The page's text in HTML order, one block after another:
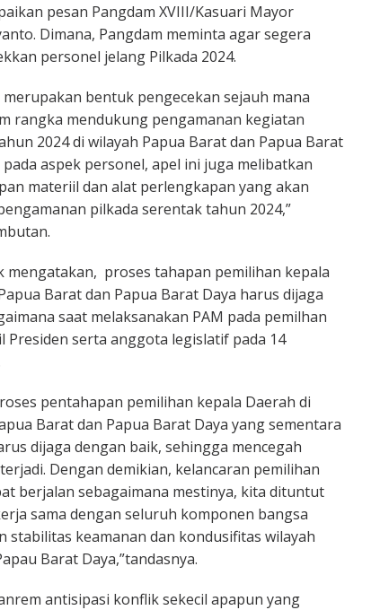
pesan Pangdam XVIII/Kasuari Mayor
Dimana, Pangdam meminta agar segera
personel jelang Pilkada 2024.
merupakan bentuk pengecekan sejauh mana
rangka mendukung pengamanan kegiatan
2024 di wilayah Papua Barat dan Papua Barat
pada aspek personel, apel ini juga melibatkan
materiil dan alat perlengkapan yang akan
pilkada serentak tahun 2024,”
mengatakan, proses tahapan pemilihan kepala
Barat dan Papua Barat Daya harus dijaga
saat melaksanakan PAM pada pemilhan
Presiden serta anggota legislatif pada 14
pentahapan pemilihan kepala Daerah di
Barat dan Papua Barat Daya yang sementara
dijaga dengan baik, sehingga mencegah
Dengan demikian, kelancaran pemilihan
berjalan sebagaimana mestinya, kita dituntut
sama dengan seluruh komponen bangsa
stabilitas keamanan dan kondusifitas wilayah
Barat Daya,”tandasnya.
antisipasi konflik sekecil apapun yang